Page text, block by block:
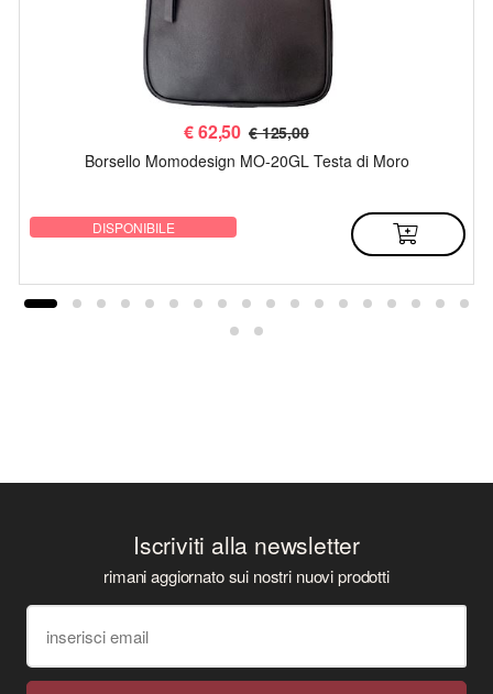
€62,50 € 125,00
Borsello Momodesign MO-20GL Testa di Moro
DISPONIBILE
Iscriviti alla newsletter
rimani aggiornato sui nostri nuovi prodotti